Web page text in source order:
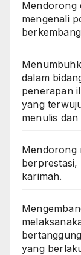
Mendorong
mengenali
dalam
penerapan
yang
menulis
Mendorong
berprestasi,
karimah.
yang